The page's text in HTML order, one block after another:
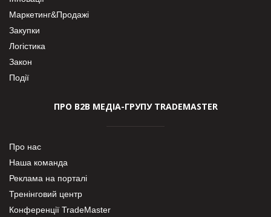
Маркетинг&Продажі
Закупки
Логістика
Закон
Події
ПРО В2В МЕДІА-ГРУПУ TRADEMASTER
Про нас
Наша команда
Реклама на порталі
Тренінговий центр
Конференції TradeMaster